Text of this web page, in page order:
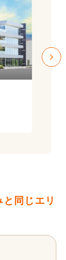
同じエリ